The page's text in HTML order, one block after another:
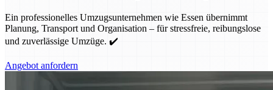
Ein professionelles Umzugsunternehmen wie Essen übernimmt
Planung, Transport und Organisation – für stressfreie, reibungslose
und zuverlässige Umzüge. ✔️
Angebot anfordern